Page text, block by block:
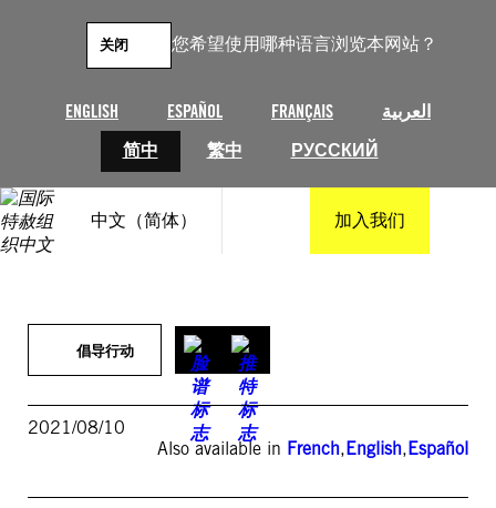
您希望使用哪种语言浏览本网站？
ENGLISH ESPAÑOL FRANÇAIS
العربية
简中
繁中 РУССКИЙ
关闭
中文（简体） 加入我们
倡导行动
2021/08/10
Also available in French,English,Español